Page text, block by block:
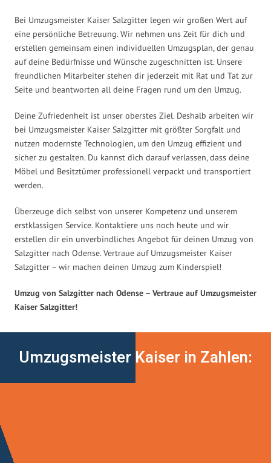
Bei Umzugsmeister Kaiser Salzgitter legen wir großen Wert auf
eine persönliche Betreuung. Wir nehmen uns Zeit für dich und
erstellen gemeinsam einen individuellen Umzugsplan, der genau
auf deine Bedürfnisse und Wünsche zugeschnitten ist. Unsere
freundlichen Mitarbeiter stehen dir jederzeit mit Rat und Tat zur
Seite und beantworten all deine Fragen rund um den Umzug.
Deine Zufriedenheit ist unser oberstes Ziel. Deshalb arbeiten wir
bei Umzugsmeister Kaiser Salzgitter mit größter Sorgfalt und
nutzen modernste Technologien, um den Umzug effizient und
sicher zu gestalten. Du kannst dich darauf verlassen, dass deine
Möbel und Besitztümer professionell verpackt und transportiert
werden.
Überzeuge dich selbst von unserer Kompetenz und unserem
erstklassigen Service. Kontaktiere uns noch heute und wir
erstellen dir ein unverbindliches Angebot für deinen Umzug von
Salzgitter nach Odense. Vertraue auf Umzugsmeister Kaiser
Salzgitter – wir machen deinen Umzug zum Kinderspiel!
Umzug von Salzgitter nach Odense – Vertraue auf Umzugsmeister
Kaiser Salzgitter!
Umzugsmeister Kaiser in Zahlen: